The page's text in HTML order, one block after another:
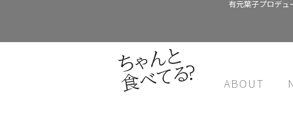
有元葉子プロデュ
ABOUT